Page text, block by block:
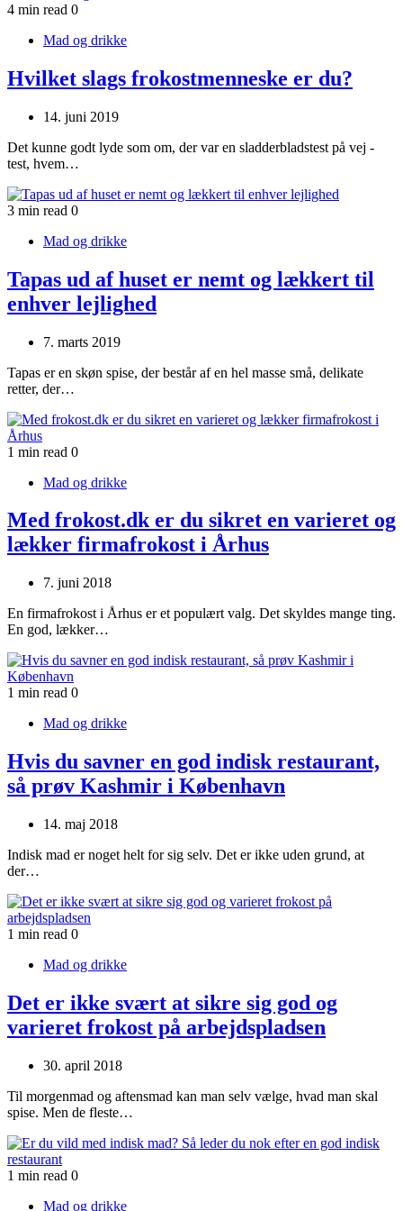
4 min read 0
Mad og drikke
Hvilket slags frokostmenneske er du?
14. juni 2019
Det kunne godt lyde som om, der var en sladderbladstest på vej -
test, hvem…
3 min read 0
Mad og drikke
Tapas ud af huset er nemt og lækkert til
enhver lejlighed
7. marts 2019
Tapas er en skøn spise, der består af en hel masse små, delikate
retter, der…
1 min read 0
Mad og drikke
Med frokost.dk er du sikret en varieret og
lækker firmafrokost i Århus
7. juni 2018
En firmafrokost i Århus er et populært valg. Det skyldes mange ting.
En god, lækker…
1 min read 0
Mad og drikke
Hvis du savner en god indisk restaurant,
så prøv Kashmir i København
14. maj 2018
Indisk mad er noget helt for sig selv. Det er ikke uden grund, at
der…
1 min read 0
Mad og drikke
Det er ikke svært at sikre sig god og
varieret frokost på arbejdspladsen
30. april 2018
Til morgenmad og aftensmad kan man selv vælge, hvad man skal
spise. Men de fleste…
1 min read 0
Mad og drikke